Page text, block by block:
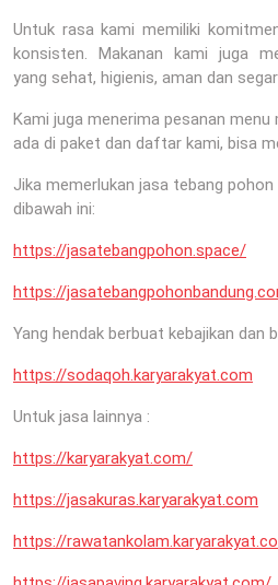
Untuk rasa kami memiliki
konsisten. Makanan kami juga
yang sehat, higienis, aman dan
Kami juga menerima pesanan
ada di paket dan daftar kami, bisa
Jika memerlukan jasa tebang pohon
dibawah ini:
https://jasatebangpohon.space/
https://
Yang hendak berbuat kebajikan dan
https://sodaqoh.karyarakyat.com
Untuk jasa lainnya :
https://karyarakyat.com/
https://jasakuras.karyarakyat.com
https://